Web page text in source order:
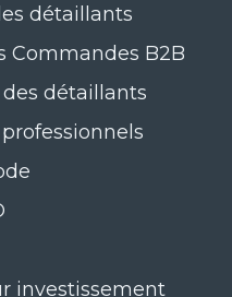
détaillants
Commandes B2B
détaillants
investissement